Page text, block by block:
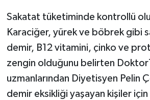
Sakatat tüketiminde kontrollü
Karaciğer, yürek ve böbrek gibi
demir, B12 vitamini, çinko ve
zengin olduğunu belirten
uzmanlarından Diyetisyen Pelin
demir eksikliği yaşayan kişiler